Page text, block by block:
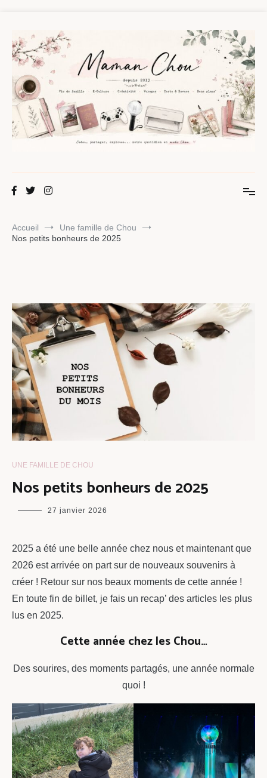
contenu
Maman Chou
Accueil
Une famille de Chou
Nos petits bonheurs de 2025
UNE FAMILLE DE CHOU
Nos petits bonheurs de 2025
maman
27 janvier 2026
2025 a été une belle année chez nous et maintenant que
2026 est arrivée on part sur de nouveaux souvenirs à
créer ! Retour sur nos beaux moments de cette année !
En toute fin de billet, je fais un recap’ des articles les plus
lus en 2025.
Cette année chez les Chou…
Des sourires, des moments partagés, une année normale
quoi !